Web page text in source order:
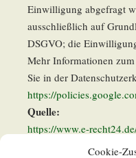
Cookie-
Einwilligung abgefragt
ausschließlich auf
DSGVO; die
Mehr Informationen
Sie in der
https://
Quelle:
https://www.e-